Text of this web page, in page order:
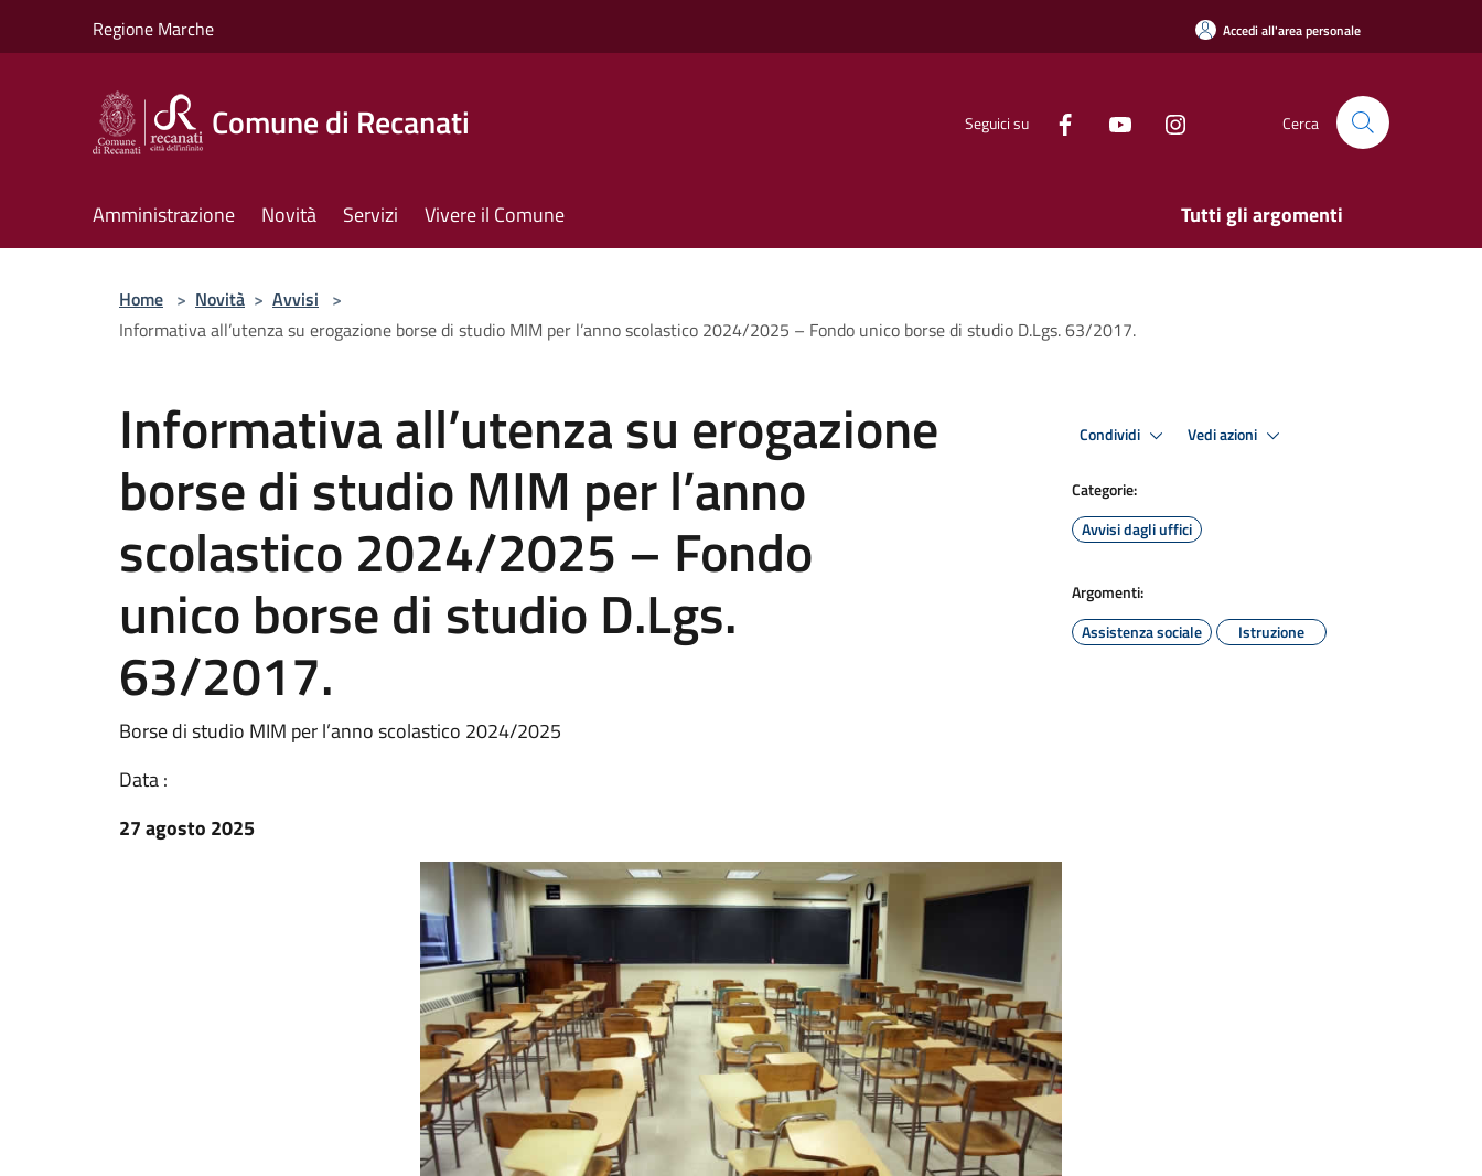
Regione Marche Accedi all'area personale
Comune di Recanati Seguici su Cerca
Amministrazione Novità Servizi Vivere il Comune Tutti gli argomenti
Home > Novità > Avvisi >
Informativa all’utenza su erogazione borse di studio MIM per l’anno scolastico 2024/2025 – Fondo unico borse di studio D.Lgs. 63/2017.
Informativa all’utenza su erogazione
borse di studio MIM per l’anno
scolastico 2024/2025 – Fondo
unico borse di studio D.Lgs.
63/2017.
Borse di studio MIM per l’anno scolastico 2024/2025
Data :
27 agosto 2025
Condividi Vedi azioni
Categorie:
Avvisi dagli uffici
Argomenti:
Assistenza sociale
Istruzione